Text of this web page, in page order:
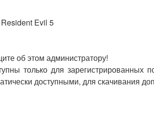
Evil 5
об этом администратору!
только для зарегистрированных
доступными, для скачивания